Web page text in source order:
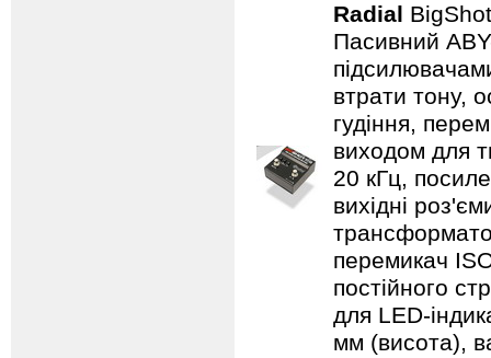
Radial
Пасивний
втрати тону,
гудіння,
виходом для
20 кГц,
вихідні
перемикач
постійного
для LED-
мм (висота),